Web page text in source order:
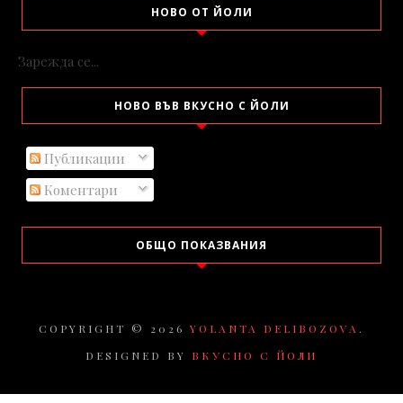
НОВО ОТ ЙОЛИ
Зарежда се...
НОВО ВЪВ ВКУСНО С ЙОЛИ
Публикации
Коментари
ОБЩО ПОКАЗВАНИЯ
COPYRIGHT © 2026 YOLANTA DELIBOZOVA .
DESIGNED BY ВКУСНО С ЙОЛИ